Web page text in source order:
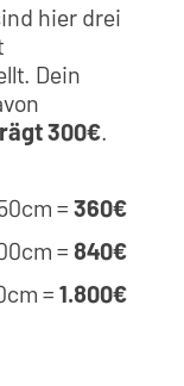
hier drei
Dein
300€.
= 360€
= 840€
= 1.800€